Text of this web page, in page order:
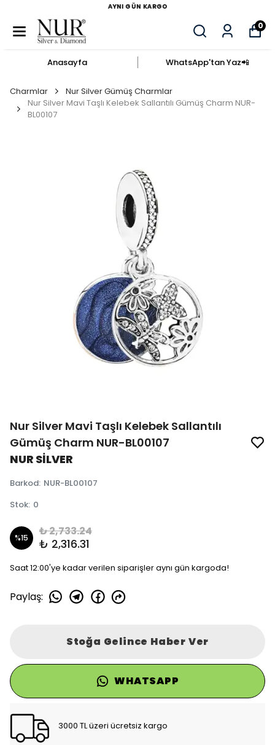
AYNI GÜN KARGO
0
Anasayfa WhatsApp'tan Yaz​📲​
Charmlar
Nur Silver Gümüş Charmlar
Nur Silver Mavi Taşlı Kelebek Sallantılı Gümüş Charm NUR-
BL00107
Nur Silver Mavi Taşlı Kelebek Sallantılı
Gümüş Charm NUR-BL00107
NUR SİLVER
Barkod: NUR-BL00107
Stok: 0
%15 ₺ 2,733.24
₺ 2,316.31
Saat 12:00'ye kadar verilen siparişler aynı gün kargoda!
Paylaş:
Stoğa Gelince Haber Ver
WHATSAPP
3000 TL üzeri ücretsiz kargo